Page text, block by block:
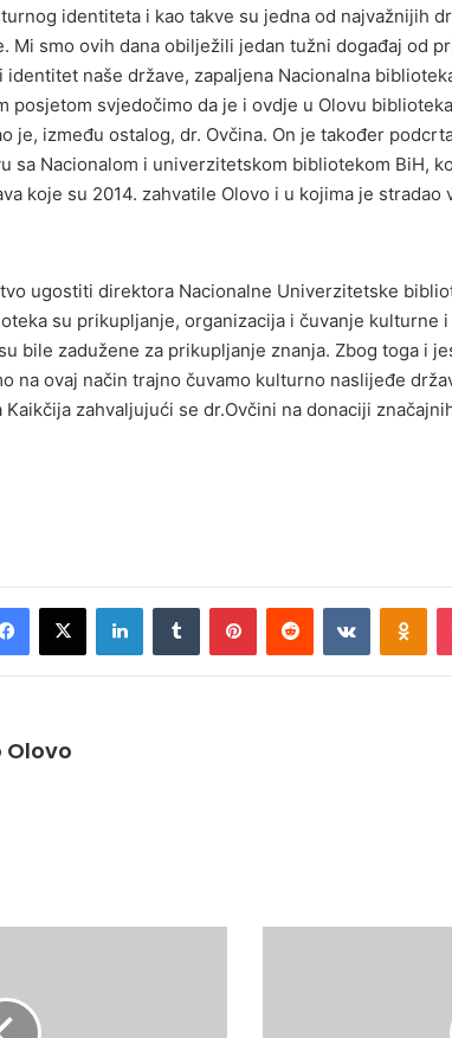
identiteta i kao takve su jedna od najvažnijih
Mi smo ovih dana obilježili jedan tužni događaj od
naše države, zapaljena Nacionalna
posjetom svjedočimo da je i ovdje u Olovu
je, između ostalog, dr. Ovčina. On je također
sa Nacionalom i univerzitetskom bibliotekom BiH,
koje su 2014. zahvatile Olovo i u kojima je stradao
ugostiti direktora Nacionalne Univerzitetske
su prikupljanje, organizacija i čuvanje kulturne
bile zadužene za prikupljanje znanja. Zbog toga i
na ovaj način trajno čuvamo kulturno naslijeđe
zahvaljujući se dr.Ovčini na donaciji
Facebook
X LinkedInTumblr PinterestReddit VKontakte
Olovo